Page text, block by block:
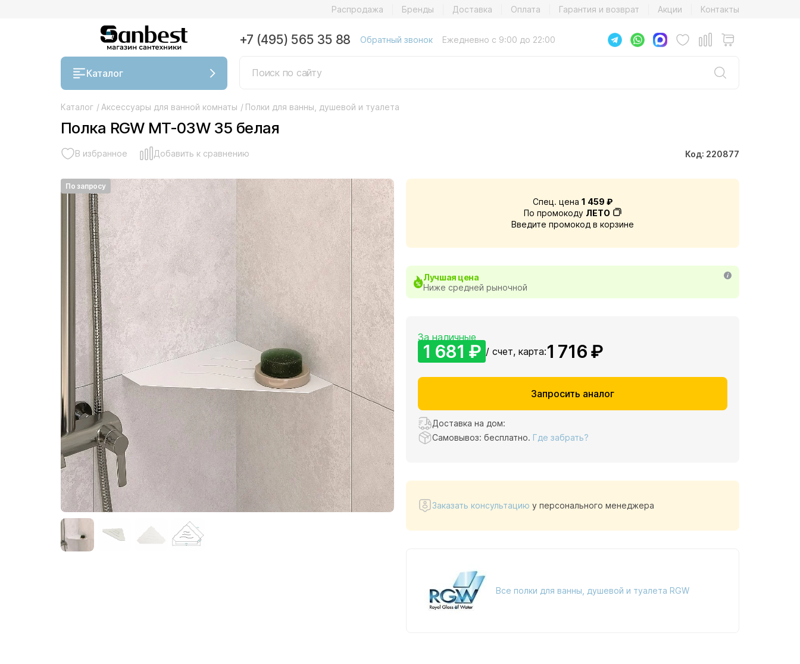
Распродажа Бренды Доставка Оплата Гарантия и возврат Акции Контакты
Каталог
+7 (495) 565 35 88 Обратный звонок Ежедневно с 9:00 до 22:00
Каталог / Аксессуары для ванной комнаты / Полки для ванны, душевой и туалета
Полка RGW MT-03W 35 белая
В избранное Добавить к сравнению Код: 220877
По запросу
Спец. цена 1 459 ₽
По промокоду ЛЕТО
Введите промокод в корзине
Лучшая цена
Ниже средней рыночной
За наличные
1 681 ₽ / счет, карта:1 716 ₽
Запросить аналог
Доставка на дом:
Самовывоз: бесплатно. Где забрать?
Заказать консультацию у персонального менеджера
Все полки для ванны, душевой и туалета RGW